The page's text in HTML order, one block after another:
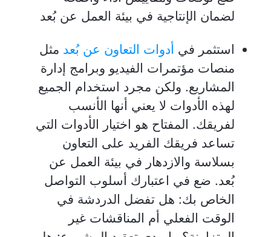
لضمان الإنتاجية في بيئة العمل عن بُعد
استثمر في أدوات التعاون عن بُعد مثل
منصات مؤتمرات الفيديو وبرامج إدارة
المشاريع. ولكن مجرد استخدام الجميع
لهذه الأدوات لا يعني أنها الأنسب
لفريقك. المفتاح هو اختيار الأدوات التي
تساعد فريقك الفريد على التعاون
بسلاسة والازدهار في بيئة العمل عن
بُعد. ضع في اعتبارك أسلوب التواصل
الخاص بك: هل تفضل الدردشة في
الوقت الفعلي أم المناقشات غير